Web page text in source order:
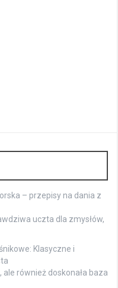
– przepisy na dania z
uczta dla zmysłów,
Klasyczne i
również doskonała baza